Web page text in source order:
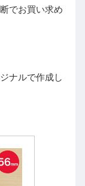
でお買い求め
ナルで作成し